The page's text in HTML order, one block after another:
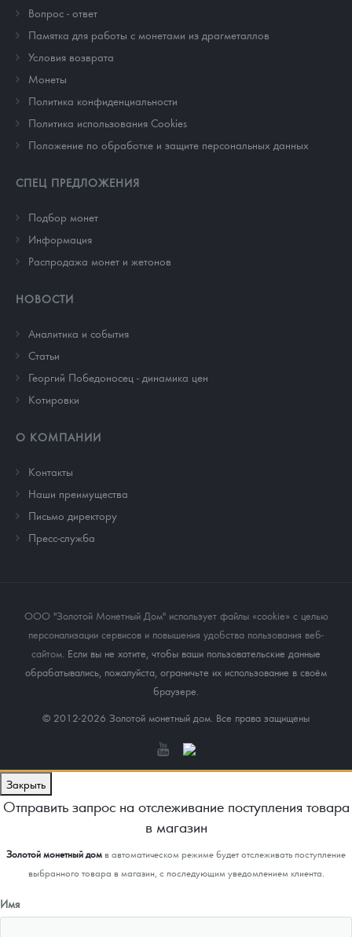
Вопрос - ответ
Памятка для работы с монетами из драгметаллов
Условия возврата
Монеты
Политика конфиденциальности
Политика использования Cookies
Положение по обработке и защите персональных данных
СПЕЦ ПРЕДЛОЖЕНИЯ
Подбор монет
Информация
Распродажа монет и жетонов
НОВОСТИ
Аналитика и события
Cтатьи
Георгий Победоносец - динамика цен
Котировки
О КОМПАНИИ
Контакты
Наши преимущества
Письмо директору
Пресс-служба
ООО "Золотой Монетный Дом" использует файлы «cookie» с целью
персонализации сервисов и повышения удобства пользования веб-
сайтом. Если вы не хотите, чтобы ваши пользовательские данные
обрабатывались, пожалуйста, ограничьте их использование в своём
браузере.
© 2012-2026 Золотой монетный дом. Все права защищены
Закрыть
Отправить запрос на отслеживание поступления товара
в магазин
Золотой монетный домв автоматическом режиме будет отслеживать поступление
выбранного товара в магазин, с последующим уведомлением клиента.
Имя